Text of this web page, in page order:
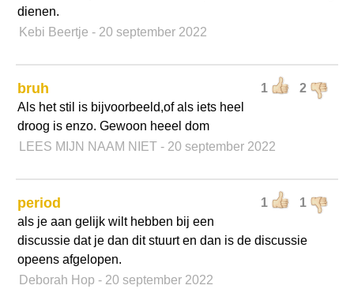
dienen.
Kebi Beertje - 20 september 2022
1 2
bruh
Als het stil is bijvoorbeeld,of als iets heel
droog is enzo. Gewoon heeel dom
LEES MIJN NAAM NIET - 20 september 2022
1 1
period
als je aan gelijk wilt hebben bij een
discussie dat je dan dit stuurt en dan is de discussie
opeens afgelopen.
Deborah Hop - 20 september 2022